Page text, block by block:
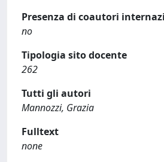
Presenza di coautori
no
Tipologia sito docente
262
Tutti gli autori
Mannozzi, Grazia
Fulltext
none